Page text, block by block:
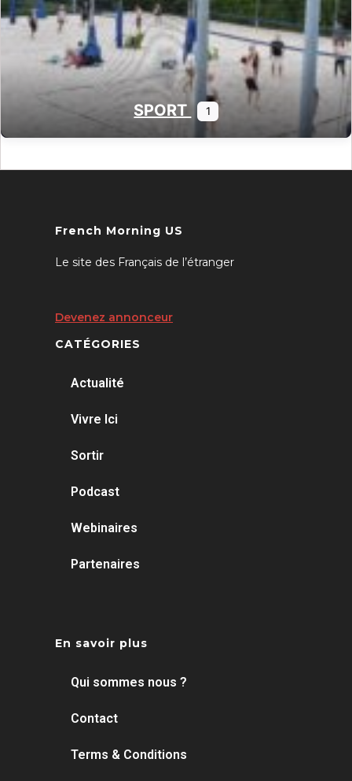
SPORT 1
French Morning US
Le site des Français de l’étranger
Devenez annonceur
CATÉGORIES
Actualité
Vivre Ici
Sortir
Podcast
Webinaires
Partenaires
En savoir plus
Qui sommes nous ?
Contact
Terms & Conditions